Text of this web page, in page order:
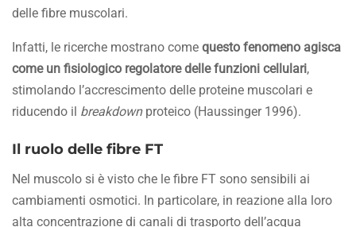
delle fibre muscolari.
Infatti, le ricerche mostrano come questo fenomeno agisca
come un fisiologico regolatore delle funzioni cellulari,
stimolando l’accrescimento delle proteine muscolari e
riducendo il breakdownproteico (Haussinger 1996).
Il ruolo delle fibre FT
Nel muscolo si è visto che le fibre FT sono sensibili ai
cambiamenti osmotici. In particolare, in reazione alla loro
alta concentrazione di canali di trasporto dell’acqua